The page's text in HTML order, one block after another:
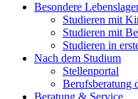
Besondere
Studieren mit
Studieren mit
Studieren in
Nach dem Studium
Stellenportal
Berufsberatung